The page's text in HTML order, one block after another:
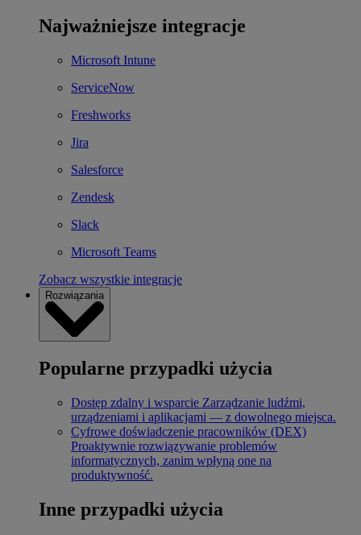
Najważniejsze integracje
Microsoft Intune
ServiceNow
Freshworks
Jira
Salesforce
Zendesk
Slack
Microsoft Teams
Zobacz wszystkie integracje
Rozwiązania
Popularne przypadki użycia
Dostęp zdalny i wsparcie Zarządzanie ludźmi,
urządzeniami i aplikacjami — z dowolnego miejsca.
Cyfrowe doświadczenie pracowników (DEX)
Proaktywnie rozwiązywanie problemów
informatycznych, zanim wpłyną one na
produktywność.
Inne przypadki użycia